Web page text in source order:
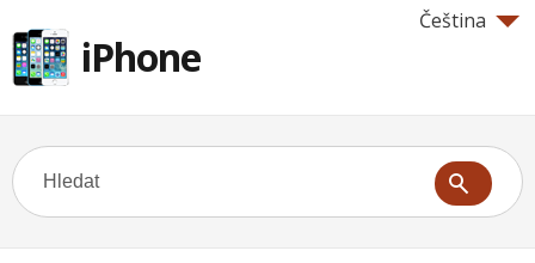
Čeština
iPhone